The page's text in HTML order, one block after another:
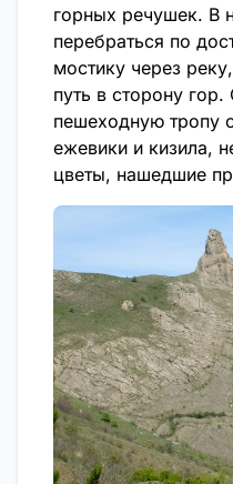
горных речушек. В
перебраться по
мостику через
путь в сторону
пешеходную тропу
ежевики и кизила,
цветы, нашедшие